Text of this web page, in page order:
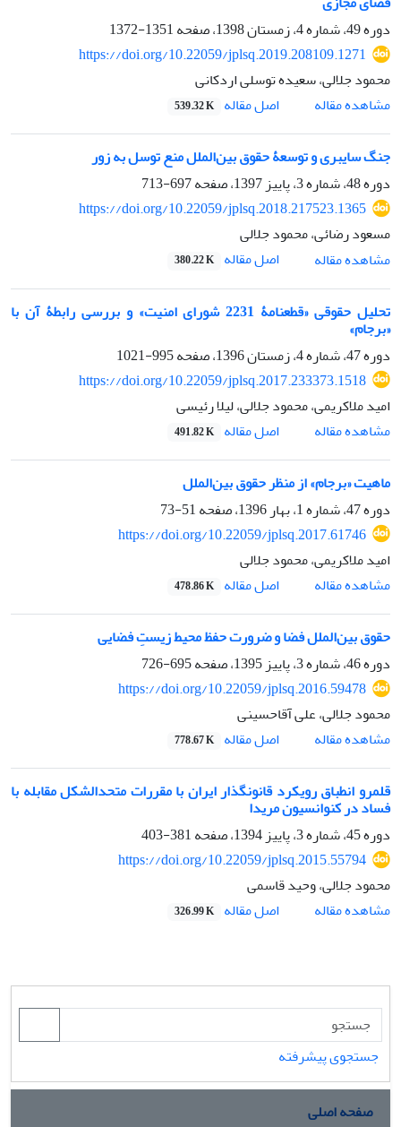
دوره 49، شماره 4، زمستان 1398، صفحه
1351-1372
https://doi.org/10.22059/jplsq.2019.208109.1271
محمود جلالی، سعیده توسلی اردکانی
مشاهده مقاله
اصل مقاله 539.32 K
جنگ سایبری و توسعۀ حقوق بین‌الملل منع توسل به زور
دوره 48، شماره 3، پاییز 1397، صفحه
697-713
https://doi.org/10.22059/jplsq.2018.217523.1365
مسعود رضائی، محمود جلالی
مشاهده مقاله
اصل مقاله 380.22 K
تحلیل حقوقی «قطعنامۀ 2231 شورای امنیت» و بررسی رابطۀ آن با
«برجام»
دوره 47، شماره 4، زمستان 1396، صفحه
995-1021
https://doi.org/10.22059/jplsq.2017.233373.1518
امید ملاکریمی، محمود جلالی، لیلا رئیسی
مشاهده مقاله
اصل مقاله 491.82 K
ماهیت «برجام» از منظر حقوق بین‌الملل
دوره 47، شماره 1، بهار 1396، صفحه
51-73
https://doi.org/10.22059/jplsq.2017.61746
امید ملاکریمی، محمود جلالی
مشاهده مقاله
اصل مقاله 478.86 K
حقوق بین‌الملل فضا و ضرورت حفظ محیط زیستِ فضایی
دوره 46، شماره 3، پاییز 1395، صفحه
695-726
https://doi.org/10.22059/jplsq.2016.59478
محمود جلالی، علی آقاحسینی
مشاهده مقاله
اصل مقاله 778.67 K
قلمرو انطباق رویکرد قانونگذار ایران با مقررات متحدالشکل مقابله با
فساد در کنوانسیون مریدا
دوره 45، شماره 3، پاییز 1394، صفحه
381-403
https://doi.org/10.22059/jplsq.2015.55794
محمود جلالی، وحید قاسمی
مشاهده مقاله
اصل مقاله 326.99 K
جستجوی پیشرفته
صفحه اصلی